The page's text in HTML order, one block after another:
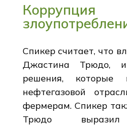
Спикер считает, что
Джастина Трюдо,
решения, которые
нефтегазовой
фермерам. Спикер
Трюдо выразил